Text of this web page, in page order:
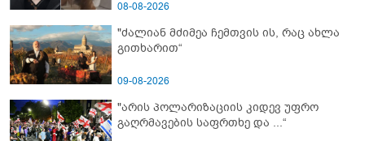
მიმართვას ავრცელებს ნია იმნაძის
08-08-2026
"ძალიან მძიმეა ჩემთვის ის, რაც ახლა
გითხარით“
09-08-2026
"არის პოლარიზაციის კიდევ უფრო
გაღრმავების საფრთხე და ...“